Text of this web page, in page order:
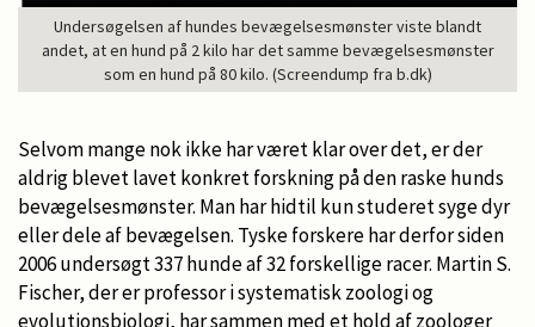
Undersøgelsen af hundes bevægelsesmønster viste blandt
andet, at en hund på 2 kilo har det samme bevægelsesmønster
som en hund på 80 kilo. (Screendump fra b.dk)
Selvom mange nok ikke har været klar over det, er der
aldrig blevet lavet konkret forskning på den raske hunds
bevægelsesmønster. Man har hidtil kun studeret syge dyr
eller dele af bevægelsen. Tyske forskere har derfor siden
2006 undersøgt 337 hunde af 32 forskellige racer. Martin S.
Fischer, der er professor i systematisk zoologi og
evolutionsbiologi, har sammen med et hold af zoologer